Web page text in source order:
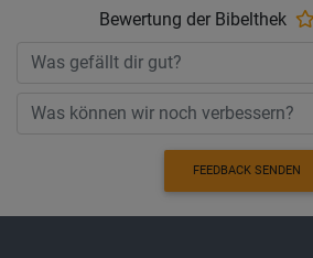
Bewertung der Bibelthek
FEEDBACK SENDEN